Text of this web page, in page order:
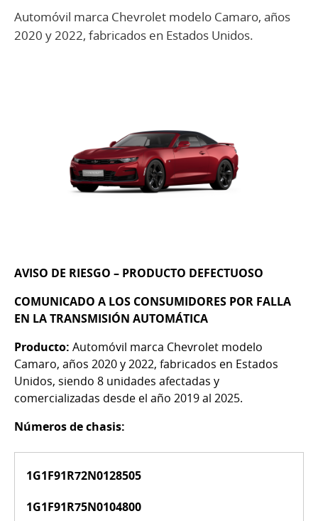
Automóvil marca Chevrolet modelo Camaro, años
2020 y 2022, fabricados en Estados Unidos.
AVISO DE RIESGO – PRODUCTO DEFECTUOSO
COMUNICADO A LOS CONSUMIDORES POR FALLA
EN LA TRANSMISIÓN AUTOMÁTICA
Producto: Automóvil marca Chevrolet modelo
Camaro, años 2020 y 2022, fabricados en Estados
Unidos, siendo 8 unidades afectadas y
comercializadas desde el año 2019 al 2025.
Números de chasis:
1G1F91R72N0128505
1G1F91R75N0104800